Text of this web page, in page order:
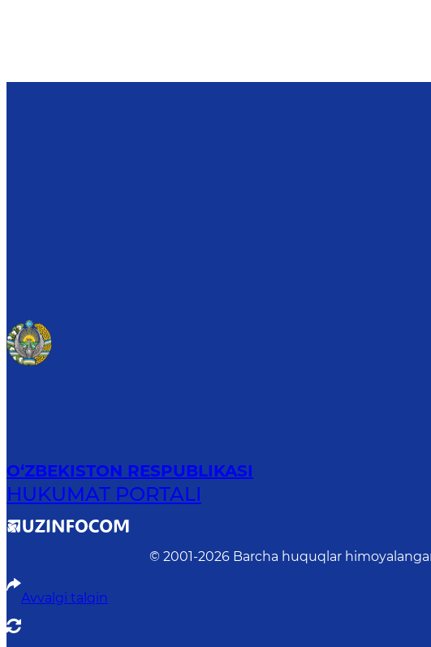
O‘ZBEKISTON RESPUBLIKASI
HUKUMAT PORTALI
© 2001-2026 Barcha huquqlar
Avvalgi talqin